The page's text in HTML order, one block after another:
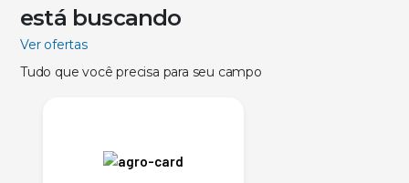
está buscando
Ver ofertas
Tudo que você precisa para seu campo